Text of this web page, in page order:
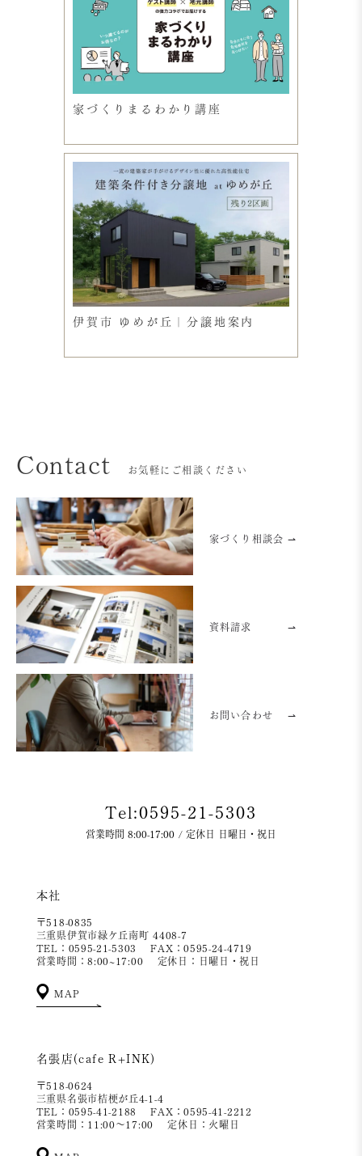
家づくりまるわかり講座
伊賀市 ゆめが丘｜分譲地案内
Contact お気軽にご相談ください
家づくり相談会 ⇀
資料請求 ⇀
お問い合わせ ⇀
Tel:0595-21-5303
営業時間 8:00-17:00 / 定休日 日曜日・祝日
本社
〒518-0835
三重県伊賀市緑ケ丘南町 4408-7
TEL：0595-21-5303
FAX：0595-24-4719
営業時間：8:00~17:00
定休日：日曜日・祝日
MAP
名張店(cafe R+INK)
〒518-0624
三重県名張市桔梗が丘4-1-4
TEL：0595-41-2188
FAX：0595-41-2212
営業時間：11:00～17:00
定休日：火曜日